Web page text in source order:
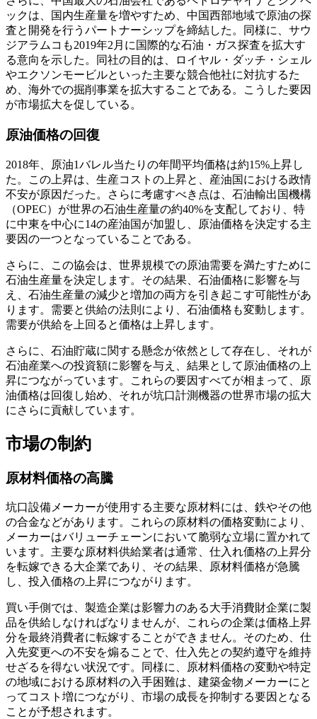
ックは、国内生産量を増やすため、中国西部地域で原油の探
査と開発を行うパートナーシップを締結した。同様に、サウ
ジアラムコも2019年2月に国際的な石油・ガス探査を拡大す
る意向を示した。同社の目的は、ロイヤル・ダッチ・シェル
やエクソンモービルといった主要な競合他社に対抗するた
め、海外での掘削事業を拡大することである。こうした要因
が市場拡大を促している。
原油価格の回復
2018年、原油1バレル当たりの年間平均価格は約15%上昇し
た。この上昇は、生産コストの上昇と、産油国における政情
不安が原因だった。さらに考慮すべき点は、石油輸出国機構
（OPEC）が世界の石油生産量の約40%を支配しており、特
に中東を中心に14の産油国が加盟し、原油価格を決定する主
要因の一つとなっていることである。
さらに、この協会は、世界規模での原油需要を満たすために
石油生産量を決定します。その結果、石油価格に影響を与
え、石油生産量の減少と増加の両方を引き起こす可能性があ
ります。需要と供給の法則により、石油価格も変動します。
需要が供給を上回ると価格は上昇します。
さらに、石油貯蔵に関する懸念が依然として存在し、それが
石油産業への投資額に影響を与え、結果として原油価格の上
昇につながっています。これらの要因すべてが相まって、原
油価格は回復し始め、それが坑口計測機器の世界市場の拡大
にさらに貢献しています。
市場の制約
原材料価格の高騰
坑口設備メーカーが使用する主要な原材料には、鉄やその他
の合金などがあります。これらの原材料の価格変動により、
メーカーはバリューチェーンにおいて脆弱な立場に置かれて
います。主要な原材料供給業者は通常、仕入れ価格の上昇分
を転嫁できる大企業であり、その結果、原材料価格が急騰
し、投入価格の上昇につながります。
買い手側では、製造企業は影響力のある大手消費財企業に製
品を供給しなければなりませんが、これらの企業は価格上昇
分を最終消費者に転嫁することができません。そのため、仕
入先変更への不安を煽ることで、仕入先との契約遵守を維持
せざるを得ない状況です。同様に、原材料価格の変動や特定
の地域における原材料の入手困難は、建築金物メーカーにと
ってコスト増につながり、市場の成長を抑制する要因となる
ことが予想されます。